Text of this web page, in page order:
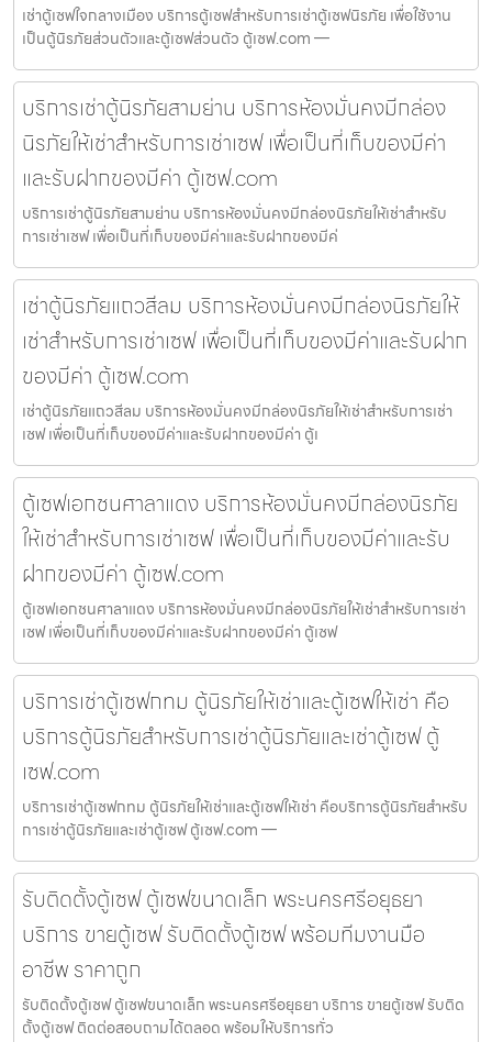
เช่าตู้เซฟใจกลางเมือง บริการตู้เซฟสำหรับการเช่าตู้เซฟนิรภัย เพื่อใช้งาน
เป็นตู้นิรภัยส่วนตัวและตู้เซฟส่วนตัว ตู้เซฟ.com —
บริการเช่าตู้นิรภัยสามย่าน บริการห้องมั่นคงมีกล่อง
นิรภัยให้เช่าสำหรับการเช่าเซฟ เพื่อเป็นที่เก็บของมีค่า
และรับฝากของมีค่า ตู้เซฟ.com
บริการเช่าตู้นิรภัยสามย่าน บริการห้องมั่นคงมีกล่องนิรภัยให้เช่าสำหรับ
การเช่าเซฟ เพื่อเป็นที่เก็บของมีค่าและรับฝากของมีค่
เช่าตู้นิรภัยแถวสีลม บริการห้องมั่นคงมีกล่องนิรภัยให้
เช่าสำหรับการเช่าเซฟ เพื่อเป็นที่เก็บของมีค่าและรับฝาก
ของมีค่า ตู้เซฟ.com
เช่าตู้นิรภัยแถวสีลม บริการห้องมั่นคงมีกล่องนิรภัยให้เช่าสำหรับการเช่า
เซฟ เพื่อเป็นที่เก็บของมีค่าและรับฝากของมีค่า ตู้เ
ตู้เซฟเอกชนศาลาแดง บริการห้องมั่นคงมีกล่องนิรภัย
ให้เช่าสำหรับการเช่าเซฟ เพื่อเป็นที่เก็บของมีค่าและรับ
ฝากของมีค่า ตู้เซฟ.com
ตู้เซฟเอกชนศาลาแดง บริการห้องมั่นคงมีกล่องนิรภัยให้เช่าสำหรับการเช่า
เซฟ เพื่อเป็นที่เก็บของมีค่าและรับฝากของมีค่า ตู้เซฟ
บริการเช่าตู้เซฟกทม ตู้นิรภัยให้เช่าและตู้เซฟให้เช่า คือ
บริการตู้นิรภัยสำหรับการเช่าตู้นิรภัยและเช่าตู้เซฟ ตู้
เซฟ.com
บริการเช่าตู้เซฟกทม ตู้นิรภัยให้เช่าและตู้เซฟให้เช่า คือบริการตู้นิรภัยสำหรับ
การเช่าตู้นิรภัยและเช่าตู้เซฟ ตู้เซฟ.com —
รับติดตั้งตู้เซฟ ตู้เซฟขนาดเล็ก พระนครศรีอยุธยา
บริการ ขายตู้เซฟ รับติดตั้งตู้เซฟ พร้อมทีมงานมือ
อาชีพ ราคาถูก
รับติดตั้งตู้เซฟ ตู้เซฟขนาดเล็ก พระนครศรีอยุธยา บริการ ขายตู้เซฟ รับติด
ตั้งตู้เซฟ ติดต่อสอบถามได้ตลอด พร้อมให้บริการทั่ว